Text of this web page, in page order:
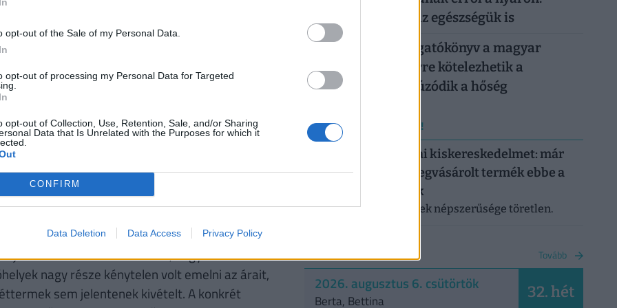
opt-out of the Sale of my Personal Data.
opt-out of processing my Personal Data for Targeted
opt-out of Collection, Use, Retention, Sale, and/or Sharing
Data that Is Unrelated with the Purposes for which it
CONFIRM
Data Deletion Data Access Privacy Policy
a rendelési számaik megszilárdulását
növekvő kíváncsiságot és elfogadást
iránt is. Ez a fogyasztói
ez a kíváncsiság egybeesik az emberek
tapasztaltunk a rendelések
nincsen változás tavaly
és menük, különböző ázsiai
ételek
ügyvezető igazgatója.
a Pénzcentrumot, hogy az elmúlt
nagy része kénytelen volt emelni az árait,
sem jelentenek kivételt. A konkrét
könnyen rámehet az egészségük is
Készül a válságforgatókönyv a magyar
munkahelyeken: erre kötelezhetik a
dolgozókat, ha elhúzódik a hőség
ERRŐL NE MARADJ LE!
Letarolták az európai kiskereskedelmet: már
minden második megvásárolt termék ebbe a
kategóriába tartozik
A saját márkás termékek népszerűsége töretlen.
NAPTÁR Tovább
2026. augusztus 6. csütörtök
Berta, Bettina 32. hét